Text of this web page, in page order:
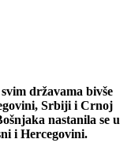
državama bivše
Srbiji i Crnoj
nastanila se u
i Hercegovini.